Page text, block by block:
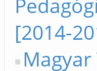
[2014-